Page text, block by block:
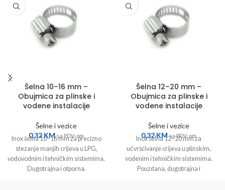
Šelna 10–16 mm –
Obujmica za plinske i
vodene instalacije
Šelne i vezice
0,32KM sa PDV-om
Inox šelna 10–16 mm za precizno
stezanje manjih crijeva u LPG,
vodovodnim i tehničkim sistemima.
Dugotrajna i otporna.
Šelna 12–20 mm –
Obujmica za plinske i
vodene instalacije
Šelne i vezice
0,32KM sa PDV-om
Inox šelna 12–20 mm za
učvršćivanje crijeva u plinskim,
vodenim i tehničkim sistemima.
Pouzdana, dugotrajna i